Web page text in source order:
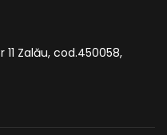
11 Zalău, cod.450058,